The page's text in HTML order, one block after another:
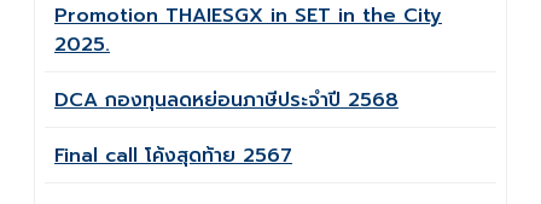
Promotion THAIESGX in SET in the City
2025.
DCA กองทุนลดหย่อนภาษีประจำปี 2568
Final call โค้งสุดท้าย 2567